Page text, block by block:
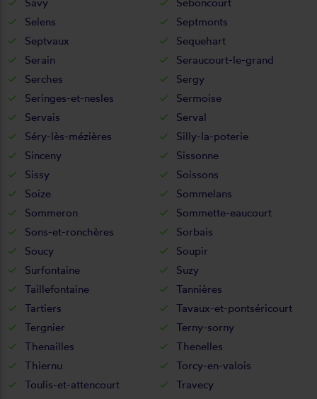
Selens
Septmonts
Septvaux
Sequehart
Serain
Seraucourt-le-grand
Serches
Sergy
Seringes-et-nesles
Sermoise
Servais
Serval
Séry-lès-mézières
Silly-la-poterie
Sinceny
Sissonne
Sissy
Soissons
Soize
Sommelans
Sommeron
Sommette-eaucourt
Sons-et-ronchères
Sorbais
Soucy
Soupir
Surfontaine
Suzy
Taillefontaine
Tannières
Tartiers
Tavaux-et-pontséricourt
Tergnier
Terny-sorny
Thenailles
Thenelles
Thiernu
Torcy-en-valois
Toulis-et-attencourt
Travecy